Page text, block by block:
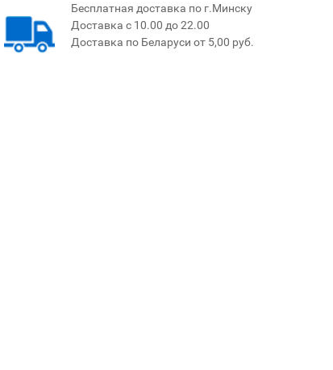
Бесплатная доставка по г.Минску
Доставка с 10.00 до 22.00
Доставка по Беларуси от 5,00 руб.